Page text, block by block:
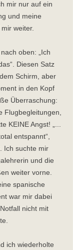
mir nur auf ein
und meine
weiter.
oben: „Ich
Diesen Satz
Schirm, aber
in den Kopf
Überraschung:
Flugbegleitungen,
KEINE Angst! „...
entspannt“,
Ich suchte mir
und die
weiter vorne.
spanische
war mir dabei
nicht mit
ich wiederholte